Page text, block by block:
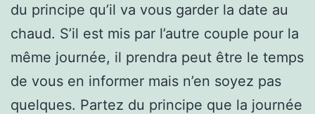
du principe qu’il va vous garder la date au
chaud. S’il est mis par l’autre couple pour la
même journée, il prendra peut être le temps
de vous en informer mais n’en soyez pas
quelques. Partez du principe que la journée